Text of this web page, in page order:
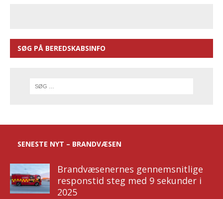
SØG PÅ BEREDSKABSINFO
SENESTE NYT – BRANDVÆSEN
Brandvæsenernes gennemsnitlige
responstid steg med 9 sekunder i
2025